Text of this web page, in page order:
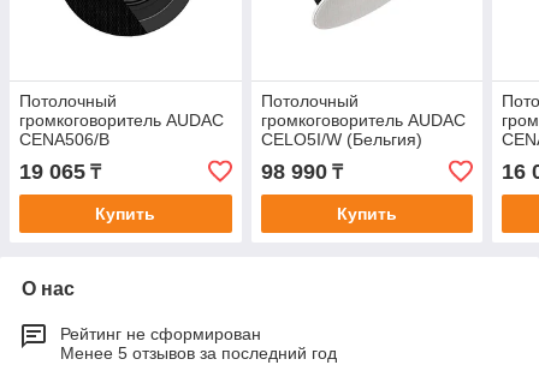
Потолочный
громкоговоритель AUDAC
CENA506/B
19 065 ₸
Купить
Потолочный
громкоговоритель AUDAC
CELO5I/W (Бельгия)
98 990₸
Купить
16
О нас
Рейтинг не сформирован
Менее 5 отзывов за последний год